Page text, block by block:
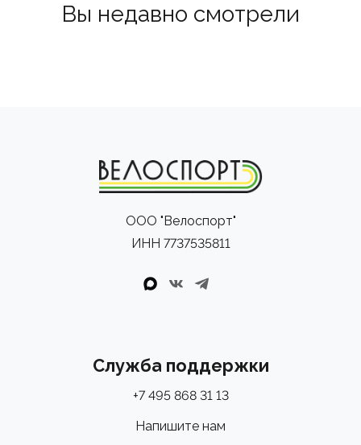
Вы недавно смотрели
ООО "Велоспорт"
ИНН 7737535811
Служба поддержки
+7 495 868 31 13
Напишите нам